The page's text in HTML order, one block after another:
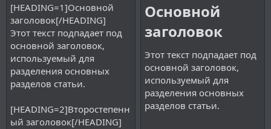
[HEADING=1]Основной
заголовок[/HEADING]
Этот текст подпадает под
основной заголовок,
используемый для
разделения основных
разделов статьи.
[HEADING=2]Второстепенн
ый заголовок[/HEADING]
Основной
заголовок​
Этот текст подпадает под
основной заголовок,
используемый для
разделения основных
разделов статьи.